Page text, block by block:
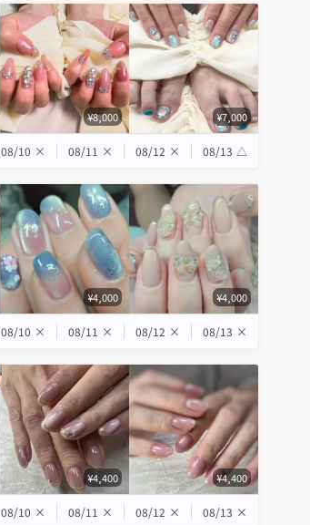
¥8,000 ¥7,000
08/10 × 08/11 × 08/12 × 08/13 △
¥4,000 ¥4,000
08/10 × 08/11 × 08/12 × 08/13 ×
¥4,400 ¥4,400
08/10 × 08/11 × 08/12 × 08/13 ×